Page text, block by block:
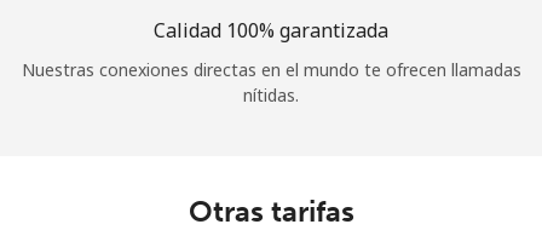
Calidad 100% garantizada
Nuestras conexiones directas en el mundo te ofrecen llamadas
nítidas.
Otras tarifas